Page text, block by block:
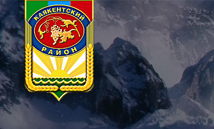
Перейти к основному содержанию